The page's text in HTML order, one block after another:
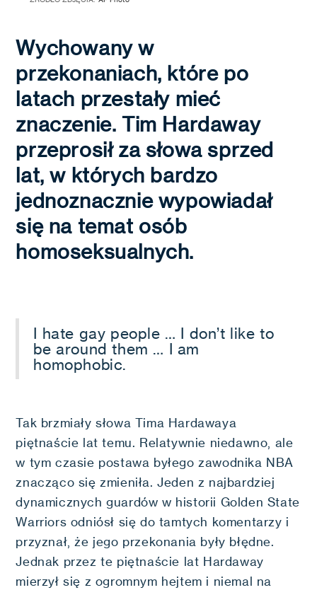
Wychowany w
przekonaniach, które po
latach przestały mieć
znaczenie. Tim Hardaway
przeprosił za słowa sprzed
lat, w których bardzo
jednoznacznie wypowiadał
się na temat osób
homoseksualnych.
I hate gay people … I don’t like to
be around them … I am
homophobic.
Tak brzmiały słowa Tima Hardawaya
piętnaście lat temu. Relatywnie niedawno, ale
w tym czasie postawa byłego zawodnika NBA
znacząco się zmieniła. Jeden z najbardziej
dynamicznych guardów w historii Golden State
Warriors odniósł się do tamtych komentarzy i
przyznał, że jego przekonania były błędne.
Jednak przez te piętnaście lat Hardaway
mierzył się z ogromnym hejtem i niemal na